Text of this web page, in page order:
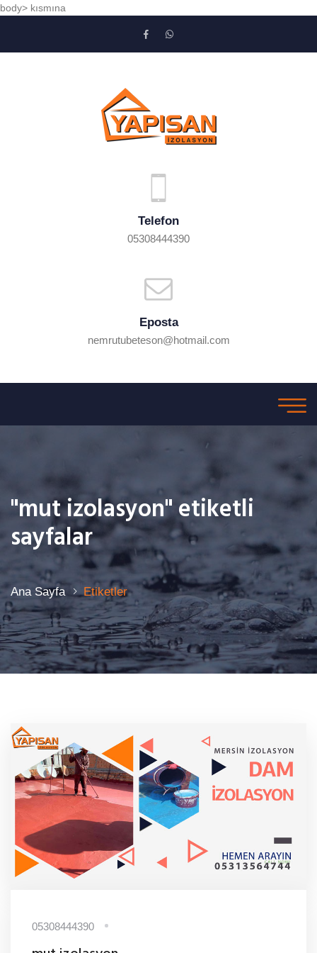
body> kısmına
Telefon
05308444390
Eposta
nemrutubeteson@hotmail.com
"mut izolasyon" etiketli
sayfalar
Ana Sayfa Etiketler
05308444390